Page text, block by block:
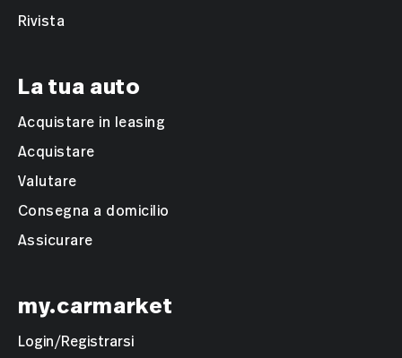
Rivista
La tua auto
Acquistare in leasing
Acquistare
Valutare
Consegna a domicilio
Assicurare
my.carmarket
Login/Registrarsi